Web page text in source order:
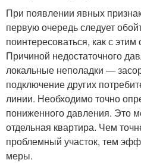
При появлении явных
первую очередь следует
поинтересоваться, как с этим
Причиной недостаточного
локальные неполадки —
подключение других
линии. Необходимо точно
пониженного давления. Это
отдельная квартира. Чем
проблемный участок, тем
меры.